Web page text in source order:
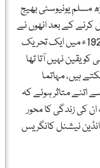
مسلم یونیوسٹی بھیج
کے بعد انھوں نے
کوچہ سیاست میں قدم رکھا، 1929ء میں ایک تحریک
یقین نہیں آتا تھا
ہیں، مہاتما
متاثر ہوئے کہ
کی زندگی کا محور
نیشنل کانگریس